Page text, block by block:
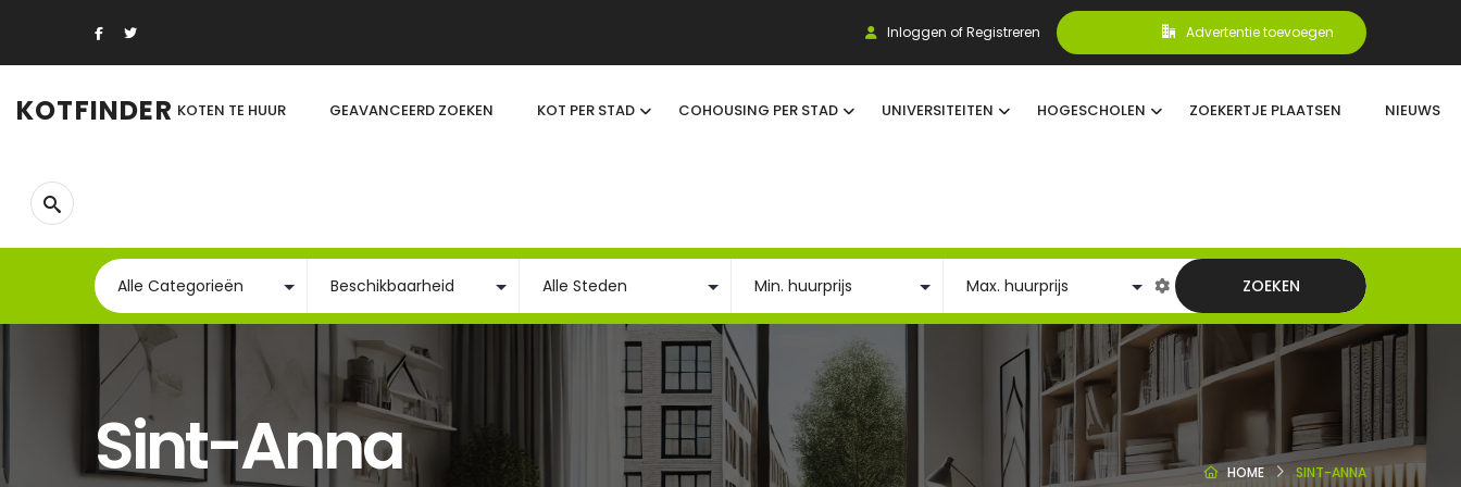
Inloggen of Registreren Advertentie toevoegen
KOTFINDER KOTEN TE HUUR GEAVANCEERD ZOEKEN KOT PER STAD COHOUSING PER STAD UNIVERSITEITEN HOGESCHOLEN ZOEKERTJE PLAATSEN NIEUWS
ZOEKEN
Sint-Anna HOME SINT-ANNA